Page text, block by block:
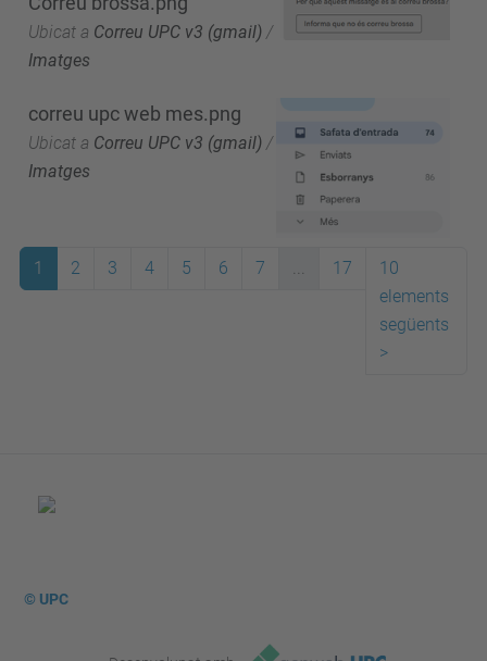
Ubicat a Correu UPC v3 (gmail) /
Imatges
correu upc web mes.png
Ubicat a Correu UPC v3 (gmail) /
Imatges
1 2 3 4 5 6 7 ... 17
10
elements
següents
>
© UPC